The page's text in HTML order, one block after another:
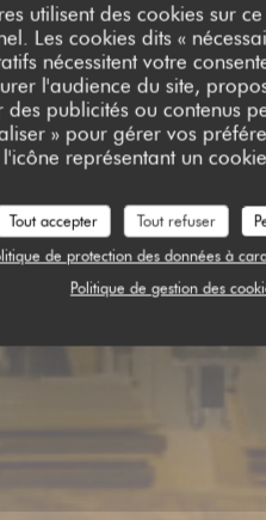
utilisent des cookies sur
Les cookies dits «
nécessitent votre
l'audience du site,
publicités ou contenus
» pour gérer vos
représentant un
Tout accepter Tout refuser
de protection des données à
Politique de gestion des